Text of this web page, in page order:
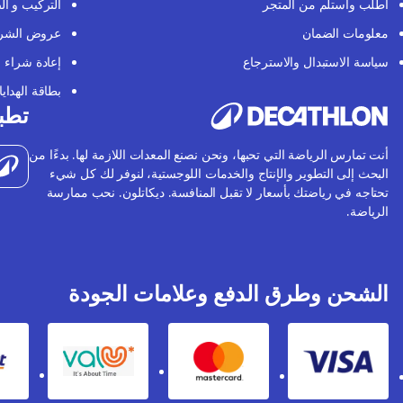
اطلب واستلم من المتجر
معلومات الضمان
سياسة الاستبدال والاسترجاع
التركيب و
عروض
إعادة شراء
بطاقة
أنت تمارس الرياضة التي تحبها، ونحن نصنع المعدات اللازمة لها. بدءًا من
البحث إلى التطوير والإنتاج والخدمات اللوجستية، لنوفر لك كل شيء
تحتاجه في رياضتك بأسعار لا تقبل المنافسة. ديكاتلون. نحب ممارسة
الرياضة.
الشحن وطرق الدفع وعلامات الجودة
Visa
Mastercard
Valu